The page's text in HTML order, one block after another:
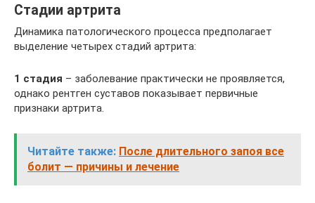
Стадии артрита
Динамика патологического процесса предполагает
выделение четырех стадий артрита:
1 стадия – заболевание практически не проявляется,
однако рентген суставов показывает первичные
признаки артрита.
Читайте также: После длительного запоя все
болит — причины и лечение